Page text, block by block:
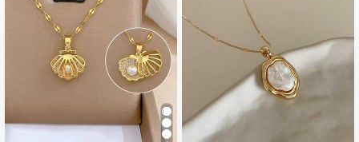
4,86 1.9K Seguidores
1.9K Seguidores